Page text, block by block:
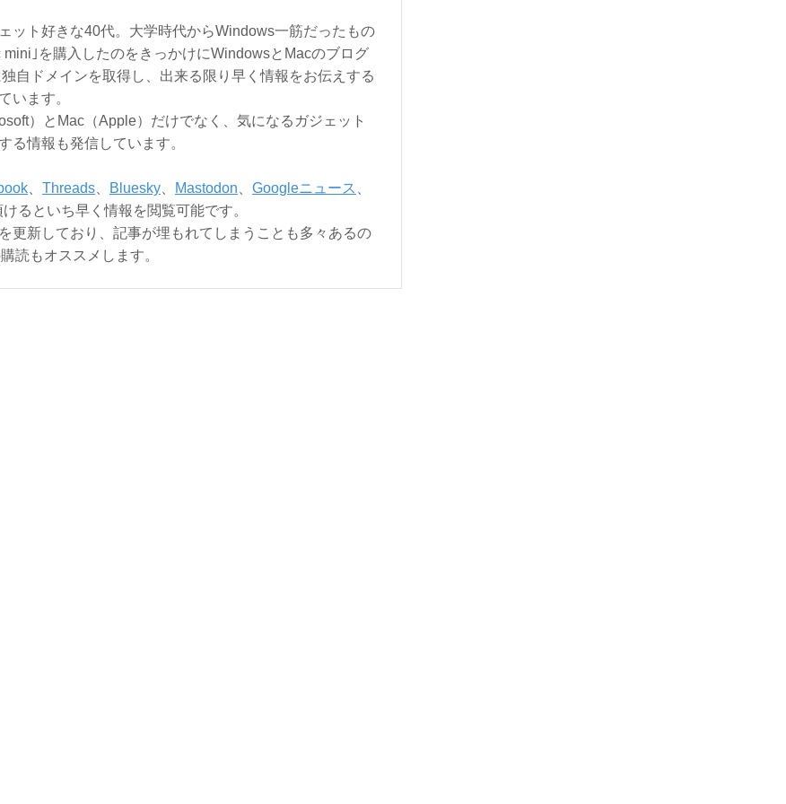
ット好きな40代。大学時代からWindows一筋だったもの
｣を購入したのをきっかけにWindowsとMacのブログ
自ドメインを取得し、出来る限り早く情報をお伝えする
います。
）とMac（Apple）だけでなく、気になるガジェット
る情報も発信しています。
Threads Bluesky Mastodon Googleニュース
るといち早く情報を閲覧可能です。
更新しており、記事が埋もれてしまうことも多々あるの
読もオススメします。